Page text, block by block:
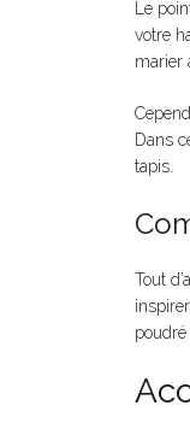
Le
votre
marier
Dans
tapis.
Tout